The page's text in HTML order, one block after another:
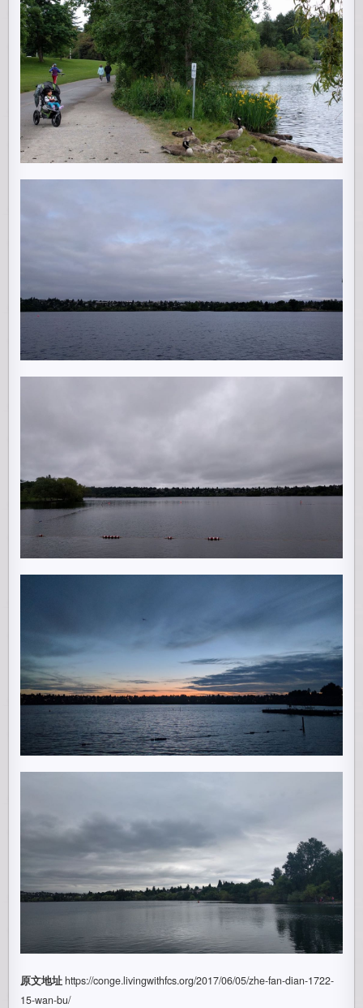
原文地址https://conge.livingwithfcs.org/2017/06/05/zhe-fan-dian-1722-
15-wan-bu/